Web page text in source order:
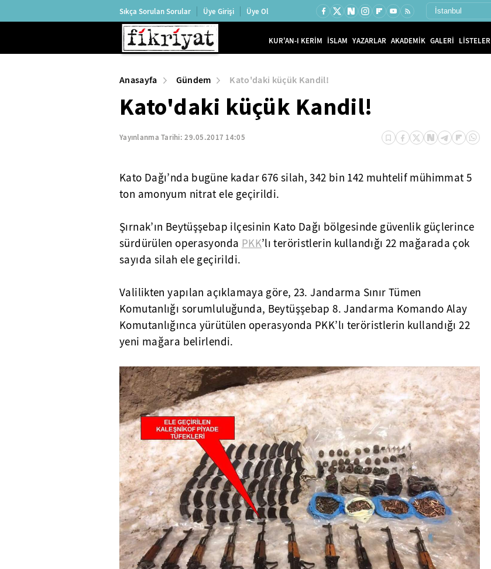
Sıkça Sorulan Sorular Üye Girişi Üye Ol
KUR'AN-I KERİM İSLAM YAZARLAR AKADEMİK GALERİ LİSTELER
Anasayfa Gündem Kato'daki küçük Kandil!
Kato'daki küçük Kandil!
Yayınlanma Tarihi:29.05.2017 14:05
Kato Dağı’nda bugüne kadar 676 silah, 342 bin 142 muhtelif mühimmat 5
ton amonyum nitrat ele geçirildi.
Şırnak’ın Beytüşşebap ilçesinin Kato Dağı bölgesinde güvenlik güçlerince
sürdürülen operasyonda PKK’lı teröristlerin kullandığı 22 mağarada çok
sayıda silah ele geçirildi.
Valilikten yapılan açıklamaya göre, 23. Jandarma Sınır Tümen
Komutanlığı sorumluluğunda, Beytüşşebap 8. Jandarma Komando Alay
Komutanlığınca yürütülen operasyonda PKK’lı teröristlerin kullandığı 22
yeni mağara belirlendi.